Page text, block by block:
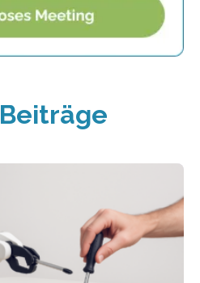
Beiträge